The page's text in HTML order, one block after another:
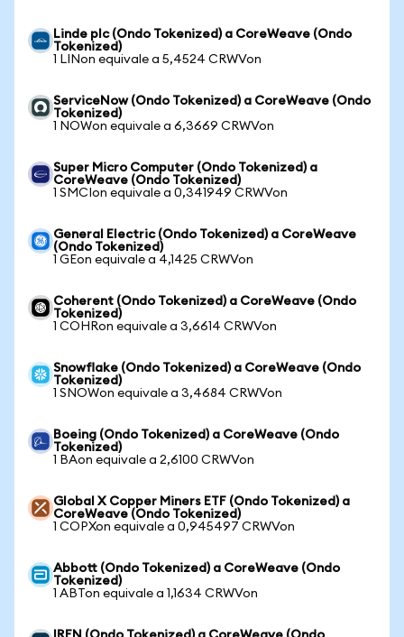
Linde plc (Ondo Tokenized) a CoreWeave (Ondo
Tokenized)
1 LINon equivale a 5,4524 CRWVon
ServiceNow (Ondo Tokenized) a CoreWeave (Ondo
Tokenized)
1 NOWon equivale a 6,3669 CRWVon
Super Micro Computer (Ondo Tokenized) a
CoreWeave (Ondo Tokenized)
1 SMCIon equivale a 0,341949 CRWVon
General Electric (Ondo Tokenized) a CoreWeave
(Ondo Tokenized)
1 GEon equivale a 4,1425 CRWVon
Coherent (Ondo Tokenized) a CoreWeave (Ondo
Tokenized)
1 COHRon equivale a 3,6614 CRWVon
Snowflake (Ondo Tokenized) a CoreWeave (Ondo
Tokenized)
1 SNOWon equivale a 3,4684 CRWVon
Boeing (Ondo Tokenized) a CoreWeave (Ondo
Tokenized)
1 BAon equivale a 2,6100 CRWVon
Global X Copper Miners ETF (Ondo Tokenized) a
CoreWeave (Ondo Tokenized)
1 COPXon equivale a 0,945497 CRWVon
Abbott (Ondo Tokenized) a CoreWeave (Ondo
Tokenized)
1 ABTon equivale a 1,1634 CRWVon